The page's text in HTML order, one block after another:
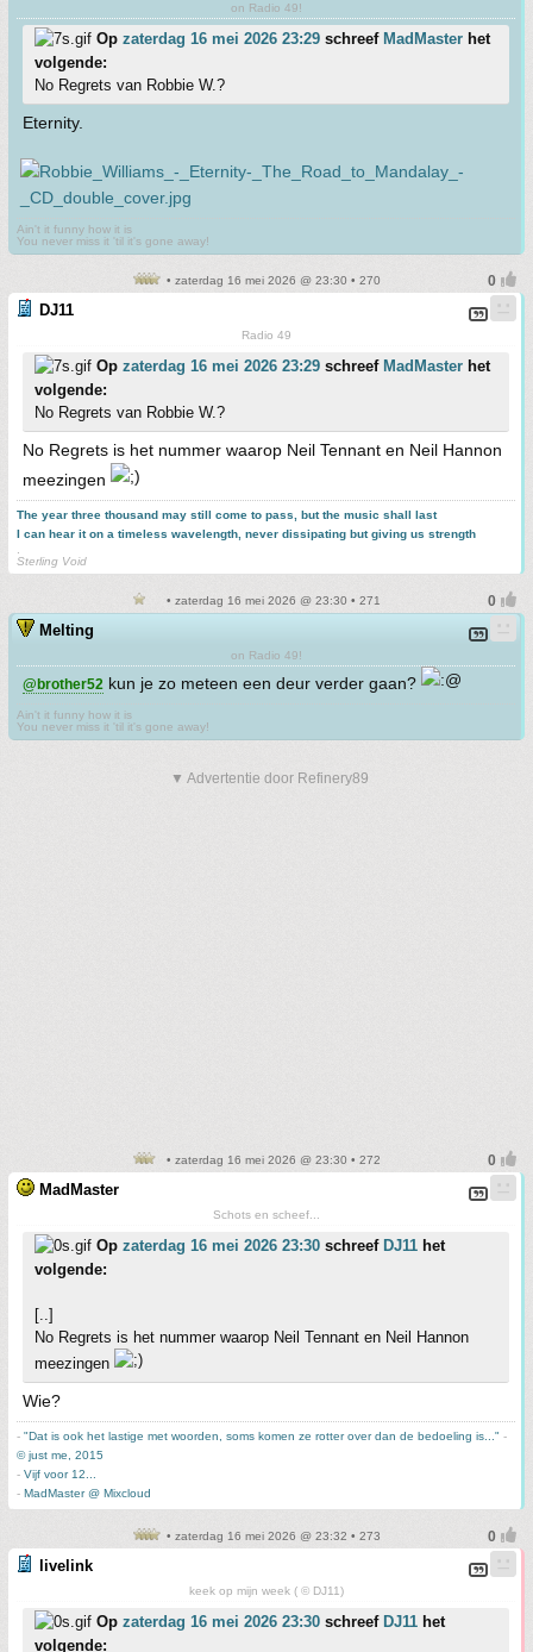
on Radio 49!
Op zaterdag 16 mei 2026 23:29 schreef MadMaster het
volgende:
No Regrets van Robbie W.?
Eternity.
Ain't it funny how it is
You never miss it 'til it's gone away!
• zaterdag 16 mei 2026 @ 23:30 • 270
DJ11
Radio 49
Op zaterdag 16 mei 2026 23:29 schreef MadMaster het
volgende:
No Regrets van Robbie W.?
No Regrets is het nummer waarop Neil Tennant en Neil Hannon
meezingen
The year three thousand may still come to pass, but the music shall last
I can hear it on a timeless wavelength, never dissipating but giving us strength
Sterling Void
• zaterdag 16 mei 2026 @ 23:30 • 271
Melting
on Radio 49!
@brother52 kun je zo meteen een deur verder gaan?
Ain't it funny how it is
You never miss it 'til it's gone away!
▼ Advertentie door Refinery89
• zaterdag 16 mei 2026 @ 23:30 • 272
MadMaster
Schots en scheef...
Op zaterdag 16 mei 2026 23:30 schreef DJ11 het
volgende:
[..]
No Regrets is het nummer waarop Neil Tennant en Neil Hannon
meezingen
Wie?
- "Dat is ook het lastige met woorden, soms komen ze rotter over dan de bedoeling is..." -
© just me, 2015
- Vijf voor 12...
- MadMaster @ Mixcloud
• zaterdag 16 mei 2026 @ 23:32 • 273
livelink
keek op mijn week ( © DJ11)
Op zaterdag 16 mei 2026 23:30 schreef DJ11 het
volgende: